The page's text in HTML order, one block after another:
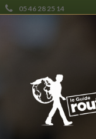
05 46 28 25 14